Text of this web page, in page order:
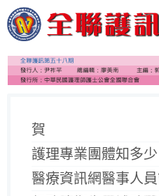
賀
護理專業團體知多少
醫療資訊網醫事人